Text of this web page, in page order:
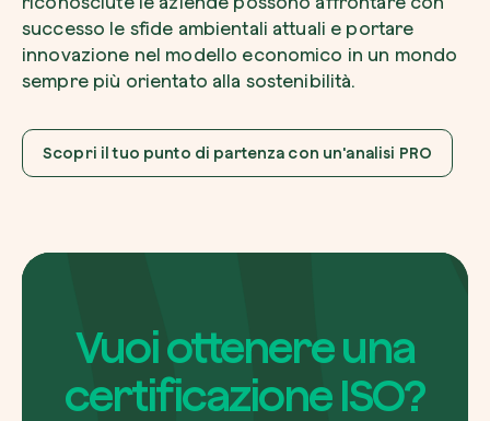
successo le sfide ambientali attuali e portare
innovazione nel modello economico in un mondo
sempre più orientato alla sostenibilità.
Scopri il tuo punto di partenza con un'analisi PRO
Vuoi ottenere una
certificazione ISO?